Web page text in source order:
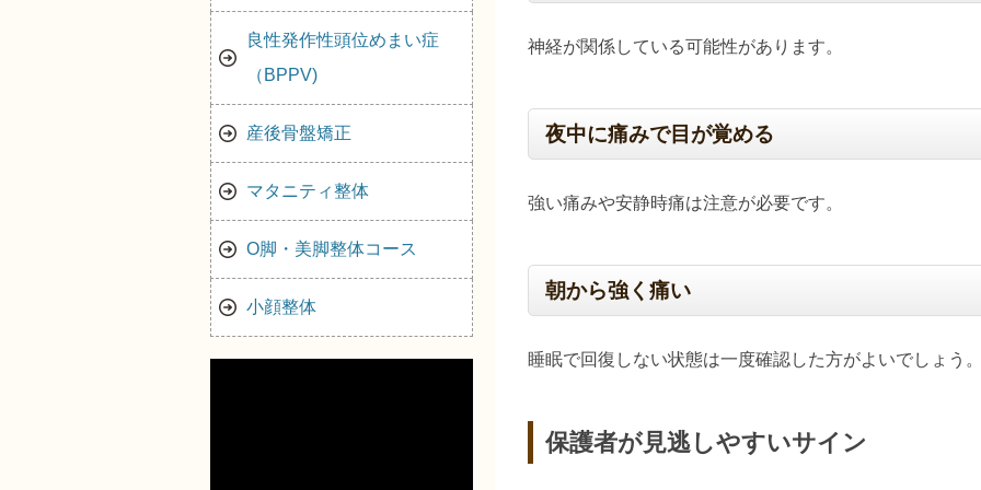
神経が関係している可能性があります。
夜中に痛みで目が覚める
強い痛みや安静時痛は注意が必要です。
朝から強く痛い
睡眠で回復しない状態は一度確認した方がよいでしょう
保護者が見逃しやすいサイン
良性発作性頭位めまい症
（BPPV)
産後骨盤矯正
マタニティ整体
O脚・美脚整体コース
小顔整体